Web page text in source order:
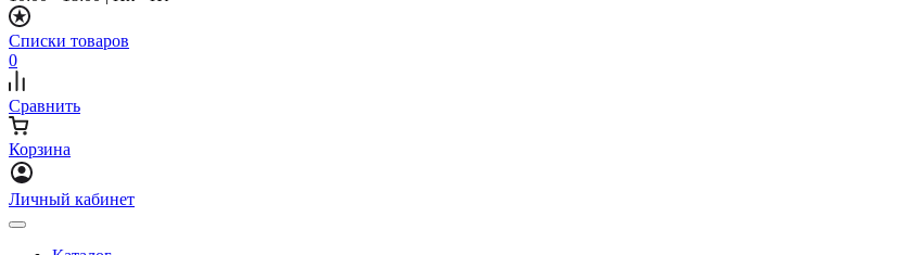
Списки товаров
0
Сравнить
Корзина
Личный кабинет